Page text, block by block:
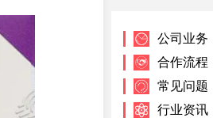
公司业务
合作流程
常见问题
行业资讯